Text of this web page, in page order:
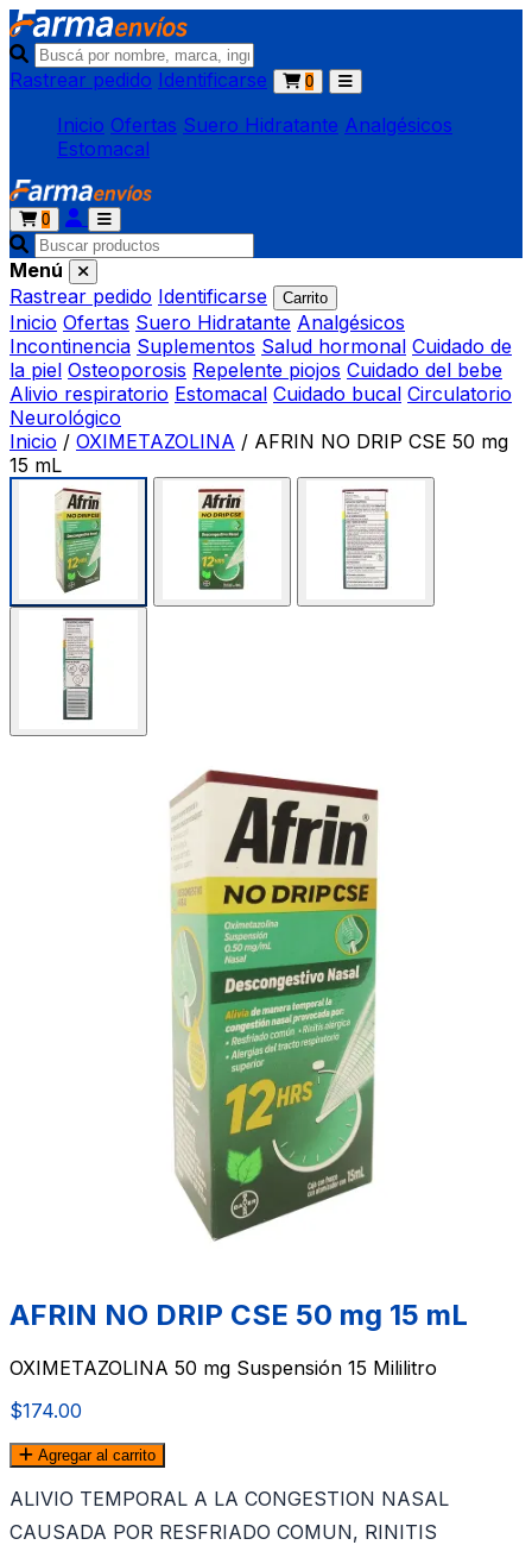
Rastrear pedido Identificarse 0
Inicio Ofertas Suero Hidratante Analgésicos
Estomacal
0
Menú
Rastrear pedido Identificarse Carrito
Inicio Ofertas Suero Hidratante Analgésicos
Incontinencia Suplementos Salud hormonal Cuidado de
la piel Osteoporosis Repelente piojos Cuidado del bebe
Alivio respiratorio Estomacal Cuidado bucal Circulatorio
Neurológico
Inicio / OXIMETAZOLINA / AFRIN NO DRIP CSE 50 mg
15 mL
AFRIN NO DRIP CSE 50 mg 15 mL
OXIMETAZOLINA 50 mg Suspensión 15 Mililitro
$174.00
Agregar al carrito
ALIVIO TEMPORAL A LA CONGESTION NASAL
CAUSADA POR RESFRIADO COMUN, RINITIS